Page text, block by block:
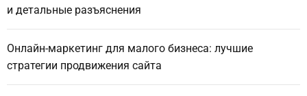
и детальные разъяснения
Онлайн-маркетинг для малого бизнеса: лучшие
стратегии продвижения сайта